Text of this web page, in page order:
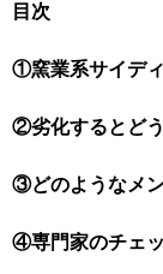
目次
①窯業系サイデ
②劣化するとど
③どのようなメ
④専門家のチェ